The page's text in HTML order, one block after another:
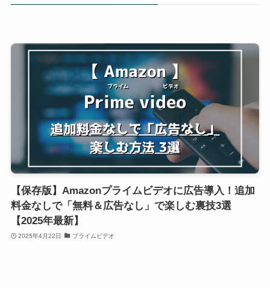
【保存版】Amazonプライムビデオに広告導入！追加
料金なしで「無料＆広告なし」で楽しむ裏技3選
【2025年最新】
2025年4月22日 プライムビデオ